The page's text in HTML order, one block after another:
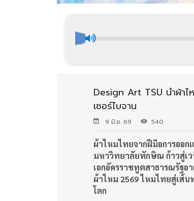
Design Art TSU นำผ้า
เซอร์ไบจาน
9 มิ.ย. 69 540
ผ้าไหมไทยจากฝีมือการออ
มหาวิทยาลัยทักษิณ ก้าวสู่เว
เอกอัครราชทูตสาธารณรัฐอ
ผ้าไหม 2569ไหมไทยสู่เส้น
โลก